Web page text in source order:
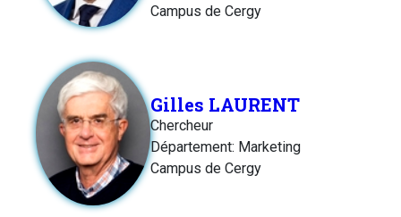
Campus de Cergy
Gilles LAURENT
Chercheur
Département: Marketing
Campus de Cergy